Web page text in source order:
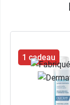
1 cadeau